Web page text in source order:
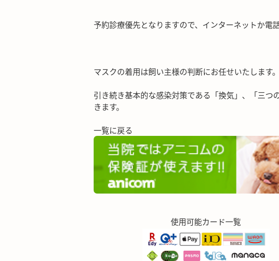
予約診療優先となりますので、インターネットか電
マスクの着用は飼い主様の判断にお任せいたします。
引き続き基本的な感染対策である「換気」、「三
きます。
一覧に戻る
使用可能カード一覧